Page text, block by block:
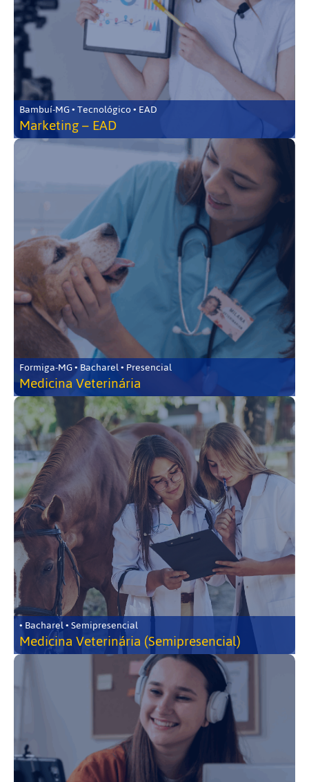
Bambuí-MG • Tecnológico • EAD
Marketing – EAD
Formiga-MG • Bacharel • Presencial
Medicina Veterinária
• Bacharel • Semipresencial
Medicina Veterinária (Semipresencial)